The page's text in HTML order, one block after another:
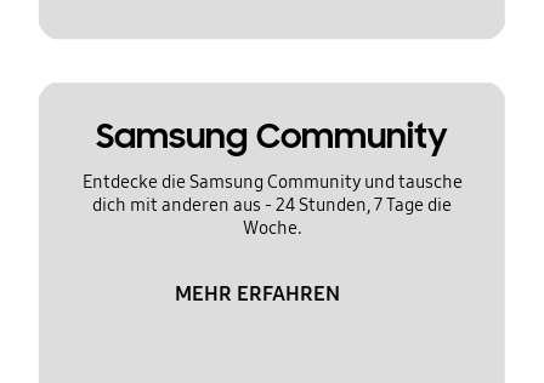
Samsung Community
Entdecke die Samsung Community und tausche
dich mit anderen aus - 24 Stunden, 7 Tage die
Woche.
MEHR ERFAHREN